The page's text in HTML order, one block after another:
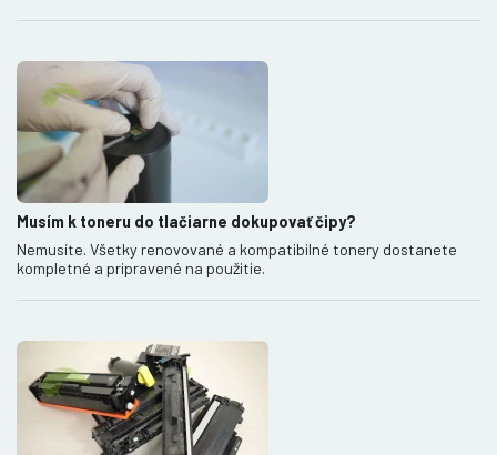
Musím k toneru do tlačiarne dokupovať čipy?
Nemusíte. Všetky renovované a kompatibilné tonery dostanete
kompletné a pripravené na použitie.